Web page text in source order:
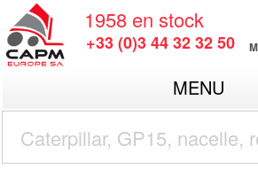
1958 en stock
+33 (0)3 44 32 32 50
MENU